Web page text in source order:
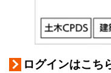
ログインはこち